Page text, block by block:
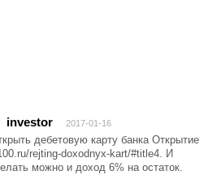
investor 2017-01-16
дебетовую карту банка Открытие
rejting-doxodnyx-kart/#title4. И
можно и доход 6% на остаток.